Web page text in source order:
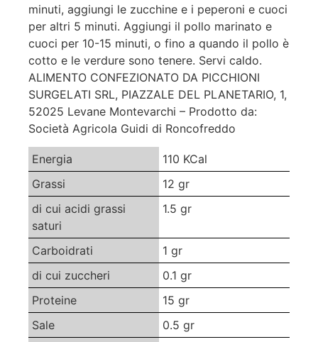
minuti, aggiungi le zucchine e i peperoni e cuoci
per altri 5 minuti. Aggiungi il pollo marinato e
cuoci per 10-15 minuti, o fino a quando il pollo è
cotto e le verdure sono tenere. Servi caldo.
ALIMENTO CONFEZIONATO DA PICCHIONI
SURGELATI SRL, PIAZZALE DEL PLANETARIO, 1,
52025 Levane Montevarchi – Prodotto da:
Società Agricola Guidi di Roncofreddo
Energia
110 KCal
Grassi
12 gr
di cui acidi grassi
saturi
1.5 gr
Carboidrati
1 gr
di cui zuccheri
0.1 gr
Proteine
15 gr
Sale
0.5 gr